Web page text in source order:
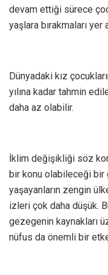
devam ettiği sürece
yaşlara bırakmaları yer
Dünyadaki kız
yılına kadar tahmin
daha az olabilir.
İklim değişikliği söz
bir konu olabileceği bir
yaşayanların zengin
izleri çok daha düşük.
gezegenin kaynakları
nüfus da önemli bir